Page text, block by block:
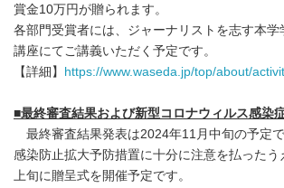
賞金10万円が贈られます。
各部門受賞者には、ジャーナリストを志す本学
講座にてご講義いただく予定です。
【詳細】
https://www.waseda.jp/top/about/
■最終審査結果および新型コロナウィルス感染
最終審査結果発表は2024年11月中旬の予定
感染防止拡大予防措置に十分に注意を払ったう
上旬に贈呈式を開催予定です。